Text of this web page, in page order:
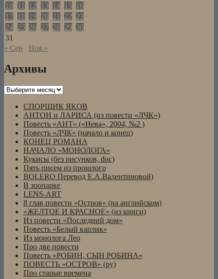
10
11 12 13 14 15 16
17
18 19 20 21 22 23
24 25 26 27 28 29 30
31
« Сен
Ноя »
Архивы
Архивы
СПОРЩИК ЯКОВ
АНТОН и ЛАРИСА (из повести «ЛЧК»)
Повесть «АНТ» («Нева», 2004, №2 )
Повесть «ЛЧК» (начало и конец)
КОНЕЦ РОМАНА
НАЧАЛО «МОНОЛОГА»
Кукисы (без рисунков, doc)
Пять писем из прошлого
BOLERO Перевод Е.А.Валентиновой)
В зоопарке
LENS-ART
8 глав повести «Остров» (на английском)
«ЖЕЛТОЕ И КРАСНОЕ» (из книги)
Из повести «Последний дом»
Повесть «Белый карлик»
Из монолога Лео
Про две повести
Повесть «РОБИН, СЫН РОБИНА»
ПОВЕСТЬ «ОСТРОВ» (ру)
Про старые времена